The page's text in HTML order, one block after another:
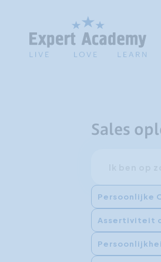
Sales
Persoonlijke
Assertiviteit